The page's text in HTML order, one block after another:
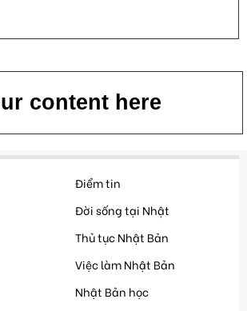
content here
Điểm tin
Đời sống tại Nhật
Thủ tục Nhật Bản
Việc làm Nhật Bản
Nhật Bản học